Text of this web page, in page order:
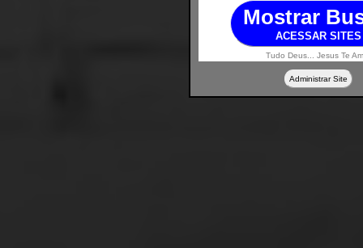
Mostrar
ACESSAR SITES
Tudo Deus... Jesus Te
Administrar Site